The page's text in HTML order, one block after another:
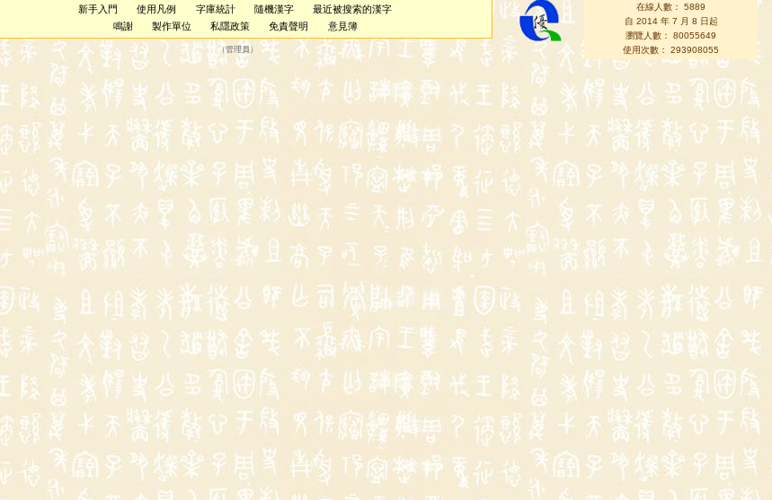
新手入門 使用凡例 字庫統計 隨機漢字
最近被搜索的漢字
鳴謝
製作單位 私隱政策 免責聲明 意見簿
（管理員 ）
在線人數： 5889
自 2014 年 7 月 8 日起
瀏覽人數： 80055649
使用次數： 293908055